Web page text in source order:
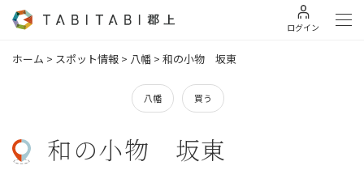
ログイン
ホーム > スポット情報 > 八幡 > 和の小物 坂東
八幡 買う
和の小物 坂東